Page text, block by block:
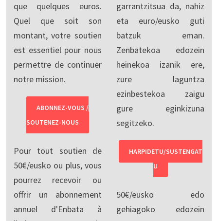
que quelques euros.
Quel que soit son
montant, votre soutien
est essentiel pour nous
permettre de continuer
notre mission.
ABONNEZ-VOUS /
SOUTENEZ-NOUS
Pour tout soutien de
50€/eusko ou plus, vous
pourrez recevoir ou
offrir un abonnement
annuel d'Enbata à
garrantzitsua da, nahiz
eta euro/eusko guti
batzuk eman.
Zenbatekoa edozein
heinekoa izanik ere,
zure laguntza
ezinbestekoa zaigu
gure eginkizuna
segitzeko.
HARPIDETU/SUSTENGAT
U
50€/eusko edo
gehiagoko edozein